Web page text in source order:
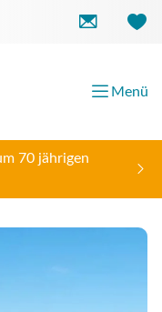
Menü
70 jährigen